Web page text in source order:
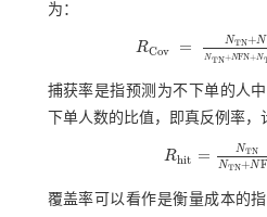
为：
RCov = NTN+N
NTN+NFN+N
RCov = NT N+NFNNTN
捕获率是指预测为不下单的人
下单人数的比值，即真反例率，
Rhit = NTN
NTN+NF
Rhit= NT NNTN+
覆盖率可以看作是衡量成本的